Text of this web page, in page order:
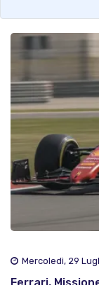
Mercoledì, 29
Ferrari,